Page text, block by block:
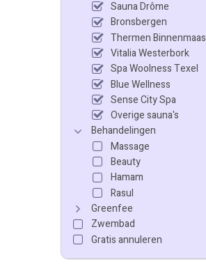
Sauna Drôme
Bronsbergen
Thermen Binnenmaas
Vitalia Westerbork
Spa Woolness Texel
Blue Wellness
Sense City Spa
Overige sauna's
Behandelingen
Massage
Beauty
Hamam
Rasul
Greenfee
Zwembad
Gratis annuleren